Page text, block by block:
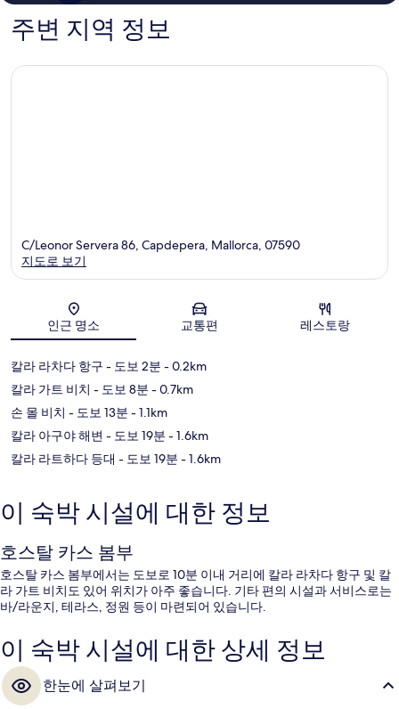
주변 지역 정보
지도
C/Leonor Servera 86, Capdepera, Mallorca, 07590
지도로 보기
인근 명소 교통편 레스토랑
칼라 라차다 항구 - 도보 2분 - 0.2km
칼라 가트 비치 - 도보 8분 - 0.7km
손 몰 비치 - 도보 13분 - 1.1km
칼라 아구야 해변 - 도보 19분 - 1.6km
칼라 라트하다 등대 - 도보 19분 - 1.6km
이 숙박 시설에 대한 정보
호스탈 카스 봄부
호스탈 카스 봄부에서는 도보로 10분 이내 거리에 칼라 라차다 항구 및 칼
라 가트 비치도 있어 위치가 아주 좋습니다. 기타 편의 시설과 서비스로는
바/라운지, 테라스, 정원 등이 마련되어 있습니다.
이 숙박 시설에 대한 상세 정보
한눈에 살펴보기